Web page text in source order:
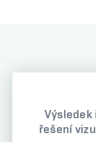
Výsledek
řešení